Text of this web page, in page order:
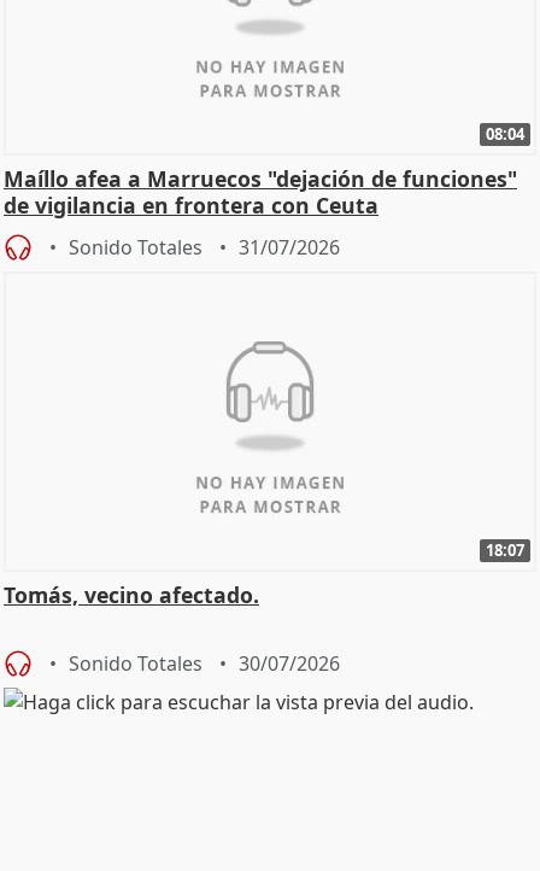
08:04
Maíllo afea a Marruecos "dejación de funciones"
de vigilancia en frontera con Ceuta
Sonido Totales 31/07/2026
18:07
Tomás, vecino afectado.
Sonido Totales 30/07/2026